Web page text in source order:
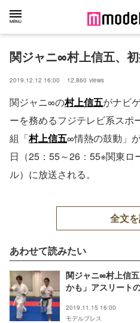
関ジャニ∞村上信五、
2019.12.12 16:00 12,860 views
関ジャニ∞の村上信五がナビ
ーを務めるフジテレビ系スポ
組「村上信五∞情熱の鼓動」
日（25：55～26：55※関東ロ
ル）に放送される。
全文
あわせて読みたい
関ジャニ∞村上信
かも」アスリート
2019.11.15 16:00
モデルプレス